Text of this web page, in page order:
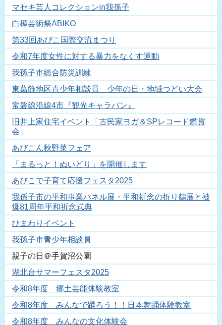
マセキ芸人コレクションin我孫子
白樺芸術祭ABIKO
第33回あびこ国際交流まつり
令和7年度女性に対する暴力をなくす運動
我孫子市総合防災訓練
東葛飾地区青少年相談員 少年の日・地域つどい大会
常磐線沿線4市『観光キャラバン』
旧井上家住宅イベント「古民家ヨガ＆SPレコード鑑賞
会」
あびこん秋野菜フェア
「まるっと！ぬいどり」を開催します
あびこで子育て応援フェスタ2025
我孫子市の平和事業パネル展・平和祈念の折り鶴展と被
爆81周年平和祈念式典
ひまわりイベント
我孫子市青少年相談員
親子の日＠手賀沼公園
湖北台サマーフェスタ2025
令和8年度 郷土芸能体験教室
令和8年度 みんなで踊ろう！！日本舞踊体験教室
令和8年度 みんなの文化体験会